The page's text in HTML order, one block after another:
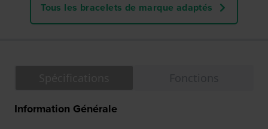
Tous les bracelets de marque adaptés
Information Générale